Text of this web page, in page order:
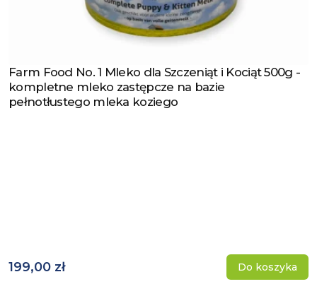
Zobacz produkt
Farm Food No. 1 Mleko dla Szczeniąt i Kociąt 500g -
kompletne mleko zastępcze na bazie
pełnotłustego mleka koziego
199,00 zł Do koszyka